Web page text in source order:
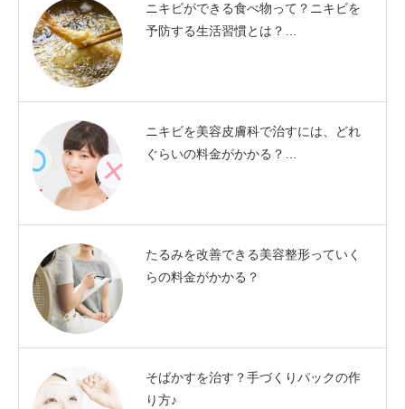
ニキビができる食べ物って？ニキビを
予防する生活習慣とは？…
ニキビを美容皮膚科で治すには、どれ
ぐらいの料金がかかる？…
たるみを改善できる美容整形っていく
らの料金がかかる？
そばかすを治す？手づくりパックの作
り方♪